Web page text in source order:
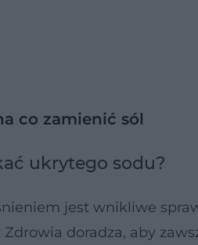
co zamienić sól
ukrytego sodu?
jest wnikliwe
doradza, aby